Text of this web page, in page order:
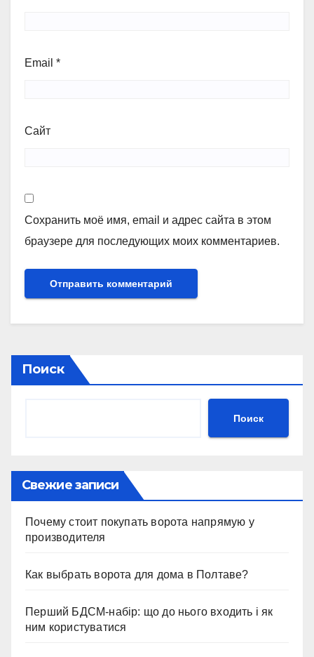
Email *
Сайт
Сохранить моё имя, email и адрес сайта в этом
браузере для последующих моих комментариев.
Поиск
Поиск
Свежие записи
Почему стоит покупать ворота напрямую у
производителя
Как выбрать ворота для дома в Полтаве?
Перший БДСМ-набір: що до нього входить і як
ним користуватися